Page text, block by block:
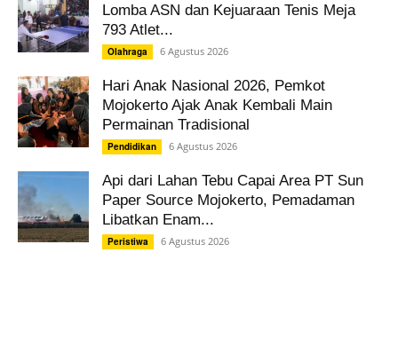
Lomba ASN dan Kejuaraan Tenis Meja
793 Atlet...
Olahraga 6 Agustus 2026
Hari Anak Nasional 2026, Pemkot
Mojokerto Ajak Anak Kembali Main
Permainan Tradisional
Pendidikan 6 Agustus 2026
Api dari Lahan Tebu Capai Area PT Sun
Paper Source Mojokerto, Pemadaman
Libatkan Enam...
Peristiwa 6 Agustus 2026